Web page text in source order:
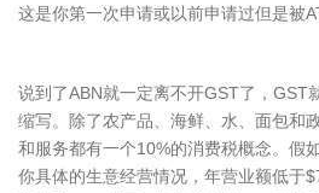
这是你第一次申请或以前申请过但是被
说到了ABN就一定离不开GST了，GST
缩写。除了农产品、海鲜、水、面包和
和服务都有一个10%的消费税概念。假
你具体的生意经营情况，年营业额低于